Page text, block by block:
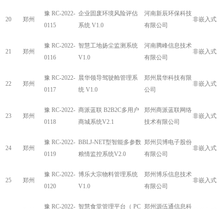
20 郑州
豫 RC-2022-
0115
企业固废环境风险评估
系统 V1.0
河南新辰环保科技
有限公司
非嵌入式
21 郑州
豫 RC-2022-
0116
智慧工地扬尘监测系统
V1.0
河南腾峰信息技术
有限公司
非嵌入式
22 郑州
豫 RC-2022-
0117
晨华领导驾驶舱管理系
统 V1.0
郑州晨华科技有限
公司
非嵌入式
23 郑州
豫 RC-2022-
0118
商派蓝联 B2B2C多用户
商城系统V2.1
郑州商派蓝联网络
技术有限公司
非嵌入式
24 郑州
豫 RC-2022-
0119
BBLJ-NET型智能多参数
粮情监控系统V2.0
郑州贝博电子股份
有限公司
非嵌入式
25 郑州
豫 RC-2022-
0120
博乐大宗物料管理系统
V1.0
郑州博乐信息技术
有限公司
非嵌入式
豫 RC-2022- 智慧食堂管理平台（ PC 郑州源伍通信息科